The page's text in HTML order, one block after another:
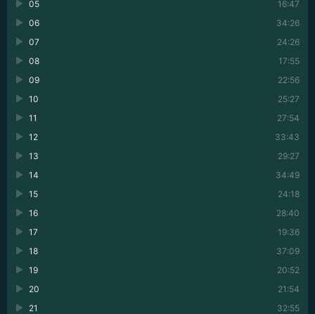
16:47
05
34:26
06
24:26
07
17:55
08
22:56
09
25:27
10
27:54
11
33:43
12
29:27
13
34:49
14
24:18
15
28:40
16
19:36
17
37:09
18
20:52
19
21:54
20
32:55
21